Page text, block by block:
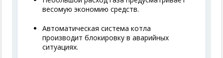
весомую экономию средств.
Автоматическая система котла
производит блокировку в аварийных
ситуациях.